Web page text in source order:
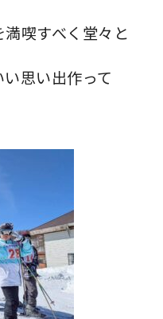
喫すべく堂々と
思い出作って